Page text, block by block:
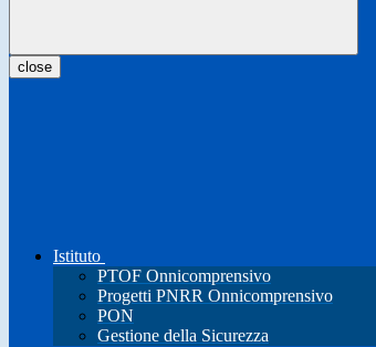
close
Istituto
PTOF Onnicomprensivo
Progetti PNRR Onnicomprensivo
PON
Gestione della Sicurezza